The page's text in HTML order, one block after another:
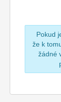
Pokud
že k
žádné